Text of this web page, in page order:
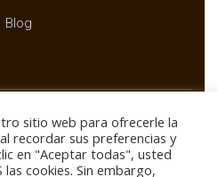
Blog
© BUXTAR
sitio web para ofrecerle la
recordar sus preferencias y
en "Aceptar todas", usted
cookies. Sin embargo,